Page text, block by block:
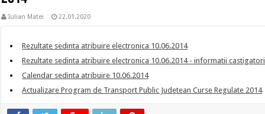
Iulian Matei 22.01.2020
Rezultate sedinta atribuire electronica 10.06.2014
Rezultate sedinta atribuire electronica 10.06.2014 - informatii castigatori
Calendar sedinta atribuire 10.06.2014
Actualizare Program de Transport Public Judetean Curse Regulate 2014